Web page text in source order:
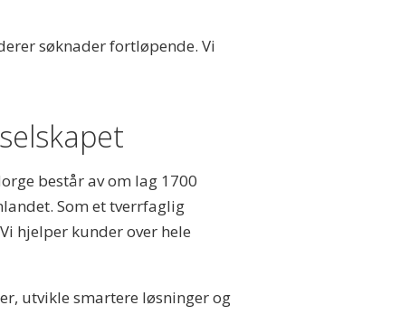
søknader fortløpende. Vi
består av om lag 1700
Som et tverrfaglig
hjelper kunder over hele
utvikle smartere løsninger og